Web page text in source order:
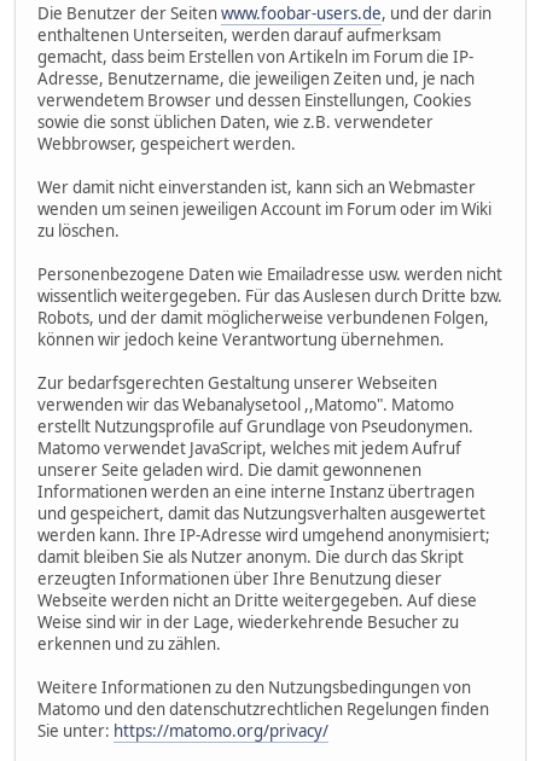
Die Benutzer der Seitenwww.foobar-users.de, und der darin
enthaltenen Unterseiten, werden darauf aufmerksam
gemacht, dass beim Erstellen von Artikeln im Forum die IP-
Adresse, Benutzername, die jeweiligen Zeiten und, je nach
verwendetem Browser und dessen Einstellungen, Cookies
sowie die sonst üblichen Daten, wie z.B. verwendeter
Webbrowser, gespeichert werden.
Wer damit nicht einverstanden ist, kann sich an Webmaster
wenden um seinen jeweiligen Account im Forum oder im Wiki
zu löschen.
Personenbezogene Daten wie Emailadresse usw. werden nicht
wissentlich weitergegeben. Für das Auslesen durch Dritte bzw.
Robots, und der damit möglicherweise verbundenen Folgen,
können wir jedoch keine Verantwortung übernehmen.
Zur bedarfsgerechten Gestaltung unserer Webseiten
verwenden wir das Webanalysetool ,,Matomo". Matomo
erstellt Nutzungsprofile auf Grundlage von Pseudonymen.
Matomo verwendet JavaScript, welches mit jedem Aufruf
unserer Seite geladen wird. Die damit gewonnenen
Informationen werden an eine interne Instanz übertragen
und gespeichert, damit das Nutzungsverhalten ausgewertet
werden kann. Ihre IP-Adresse wird umgehend anonymisiert;
damit bleiben Sie als Nutzer anonym. Die durch das Skript
erzeugten Informationen über Ihre Benutzung dieser
Webseite werden nicht an Dritte weitergegeben. Auf diese
Weise sind wir in der Lage, wiederkehrende Besucher zu
erkennen und zu zählen.
Weitere Informationen zu den Nutzungsbedingungen von
Matomo und den datenschutzrechtlichen Regelungen finden
Sie unter: https://matomo.org/privacy/